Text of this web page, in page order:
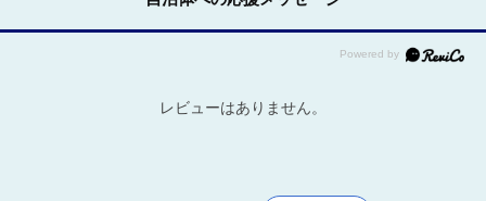
レビューはありません。